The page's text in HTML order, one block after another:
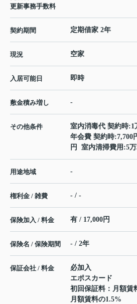
更新事務手数料
契約期間 定期借家 2年
現況 空家
入居可能日 即時
敷金積み増し -
その他条件
室内消毒代 契約時
年会費 契約時:7,700
円 室内清掃費用:5万
用途地域 -
権利金 / 雑費 - / -
保険加入 / 料金 有 / 17,000円
保険名 / 保険期間 - / 2年
保証会社 / 料金
必加入
エポスカード
初回保証料：月額賃
月額賃料の1.5%